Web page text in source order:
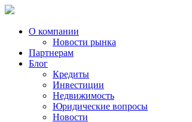
О компании
Новости рынка
Партнерам
Блог
Кредиты
Инвестиции
Недвижимость
Юридические вопросы
Новости